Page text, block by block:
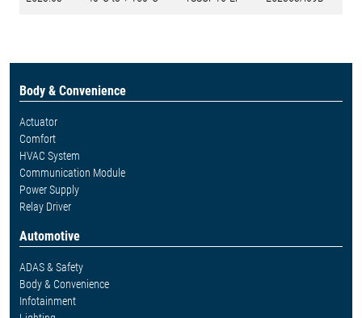
Body & Convenience
Actuator
Comfort
HVAC System
Communication Module
Power Supply
Relay Driver
Automotive
ADAS & Safety
Body & Convenience
Infotainment